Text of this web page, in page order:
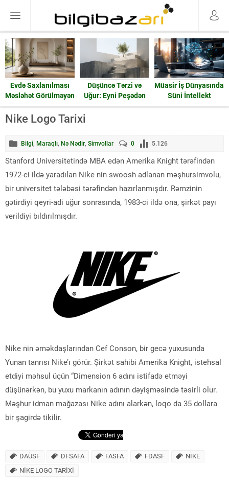
Evdə Saxlanılması
Məsləhət Görülməyən
15 Əşya: Enerji və
Ruzi
Düşüncə Tərzi və
Uğur: Eyni Peşədən
Fərqli Nəticələrə
Müasir İş Dünyasında
Süni İntellekt
Nike Logo Tarixi
Bilgi, Maraqlı, Nə Nədir, Simvollar 0 5.126
Stanford Universitetində MBA edən Amerika Knight tərəfindən
1972-ci ildə yaradılan Nike nin swoosh adlanan məşhursimvolu,
bir universitet tələbəsi tərəfindən hazırlanmışdır. Rəmzinin
gətirdiyi qeyri-adi uğur sonrasında, 1983-ci ildə ona, şirkət payı
verildiyi bıldırılmışdır.
Nike nin əməkdaşlarından Cef Conson, bir gecə yuxusunda
Yunan tanrısı Nike’ı görür. Şirkət sahibi Amerika Knight, istehsal
etdiyi məhsul üçün “Dimension 6 adını istifadə etməyi
düşünərkən, bu yuxu markanın adının dəyişməsində təsirli olur.
Məşhur idman mağazası Nike adını alarkən, loqo da 35 dollara
bir şagirdə tikilir.
DAÜSF DFSAFA FASFA FDASF
NİKE
NİKE LOGO TARİXİ